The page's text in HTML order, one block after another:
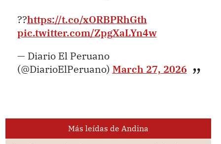
??https://t.co/xORBPRhGth
pic.twitter.com/ZpgXaLYn4w
— Diario El Peruano
(@DiarioElPeruano) March 27, 2026
Más leídas de Andina